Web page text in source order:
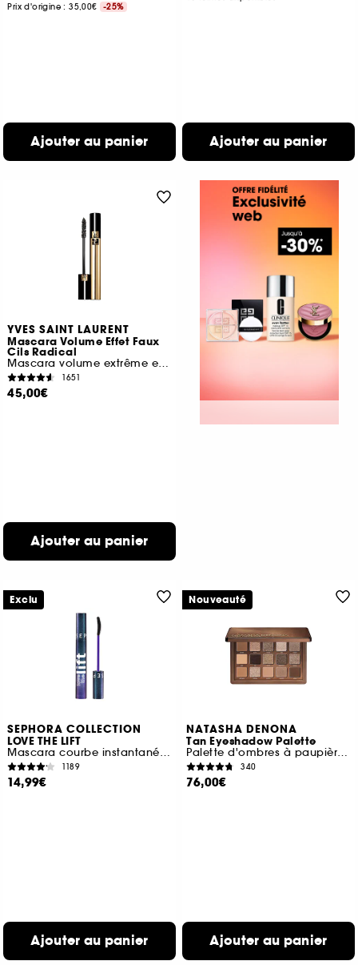
Prix d'origine : 35,00€ -25%
Ajouter au panier Ajouter au panier
YVES SAINT LAURENT
Mascara Volume Effet Faux
Cils Radical
Mascara volume extrême effet faux cils
1651
45,00€
Ajouter au panier
SEPHORA COLLECTION
LOVE THE LIFT
Mascara courbe instantanée et volume lifté
1189
14,99€
Ajouter au panier
Exclu
NATASHA DENONA
Tan Eyeshadow Palette
Palette d'ombres à paupières midi
340
76,00€
Ajouter au panier
Nouveauté